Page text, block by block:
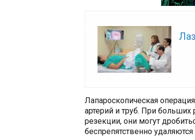
Лапароскопическая
артерий и труб. При больших
резекции, они могут
беспрепятственно